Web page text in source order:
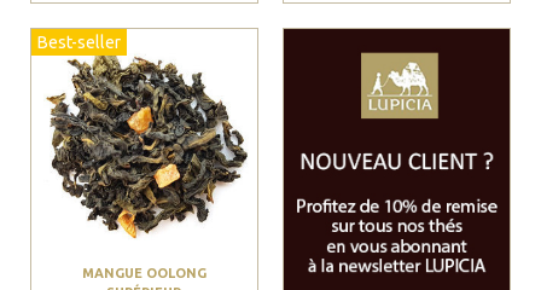
Best-seller
MANGUE OOLONG